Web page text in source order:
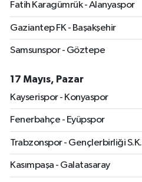
Fatih Karagümrük - Alanyaspor
Gaziantep FK - Başakşehir
Samsunspor - Göztepe
17 Mayıs, Pazar
Kayserispor - Konyaspor
Fenerbahçe - Eyüpspor
Trabzonspor - Gençlerbirliği S.K.
Kasımpaşa - Galatasaray